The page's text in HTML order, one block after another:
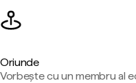
Oriunde
Vorbește cu un membru al